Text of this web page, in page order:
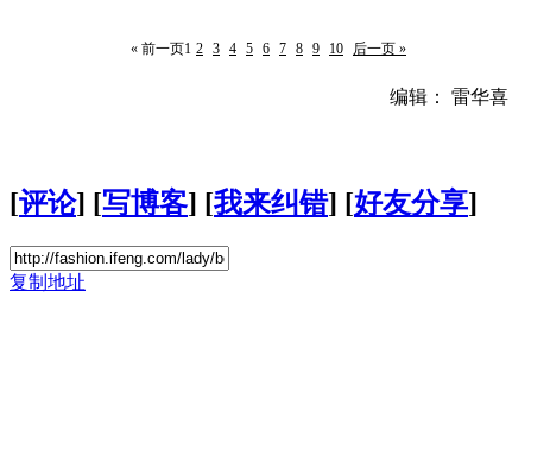
« 前一页1 2 3 4 5 6 7 8 9 10 后一页 »
编辑： 雷华喜
[评论] [写博客] [我来纠错] [好友分享]
复制地址